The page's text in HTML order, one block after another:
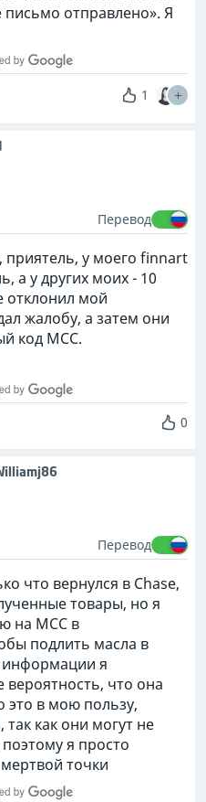
отправлено». Я
1
Перевод
приятель, у моего finnart
а у других моих - 10
отклонил мой
жалобу, а затем они
код MCC.
0
Перевод
что вернулся в Chase,
товары, но я
на MCC в
подлить масла в
информации я
что она
это в мою пользу,
как они могут не
я просто
точки